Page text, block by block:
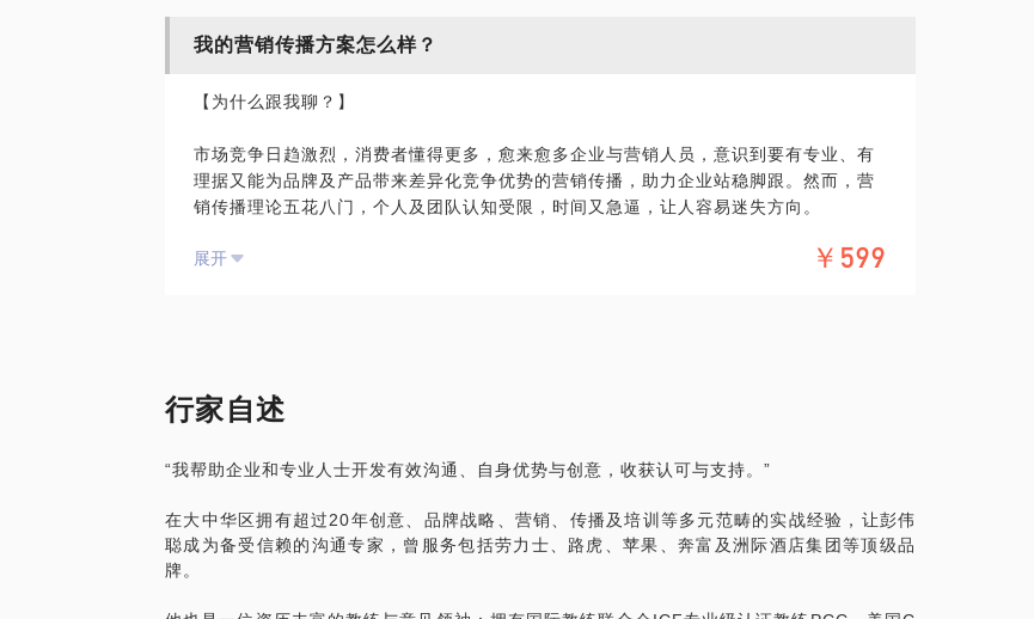
● 对营销写作及建立个人品牌有兴趣的朋友
● 为提高效率及价值，希望你的个性化问题清晰具体
● 为更具体了解你的写作，建议提前提供能代表你或问题相关的写作样本供参考
● 约谈为一对一限时形式，如需延时请按时间多拍或另议
【我们可以聊的】
● 如何从自己的特色，提炼出合适的品牌营销策略
● 如何使传播沟通适应不同传播媒介及地域文化的需要
● 你的其他个性化问题
【约谈成功后请注意】
● 为提高效率及价值，希望你的个性化问题清晰具体
● 请注意约谈属分享经验与助人自助，并非代为构思方案或创作
● 约谈为一对一限时形式，如需延时请按时间多拍或另议
我的营销传播方案怎么样？
【为什么跟我聊？】
市场竞争日趋激烈，消费者懂得更多，愈来愈多企业与营销人员，意识到要有专业、有
理据又能为品牌及产品带来差异化竞争优势的营销传播，助力企业站稳脚跟。然而，营
销传播理论五花八门，个人及团队认知受限，时间又急逼，让人容易迷失方向。
作为在大中华区拥有20+年经验的营销传播专家，曾为多元化的品牌项目，结合策略思
● 如何融合策略逻辑与创意思路，争取消费者的青睐
● 如何使营销传播方案切实配合业务需要
【谁适合这话题】
展开 ￥599
行家自述
“我帮助企业和专业人士开发有效沟通、自身优势与创意，收获认可与支持。”
在大中华区拥有超过20年创意、品牌战略、营销、传播及培训等多元范畴的实战经验，让彭伟
聪成为备受信赖的沟通专家，曾服务包括劳力士、路虎、苹果、奔富及洲际酒店集团等顶级品
牌。